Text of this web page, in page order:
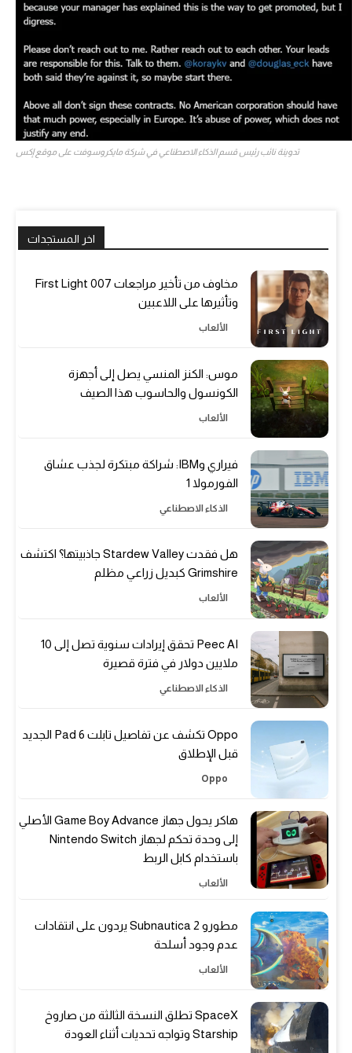
تدوينة نائب رئيس قسم الذكاء الاصطناعي في شركة مايكروسوفت على موقع إكس
اخر المستجدات
مخاوف من تأخير مراجعات 007 First Light
وتأثيرها على اللاعبين
الألعاب
موس: الكنز المنسي يصل إلى أجهزة
الكونسول والحاسوب هذا الصيف
الألعاب
فيراري وIBM: شراكة مبتكرة لجذب عشاق
الفورمولا 1
الذكاء الاصطناعي
هل فقدت Stardew Valley جاذبيتها؟ اكتشف
Grimshire كبديل زراعي مظلم
الألعاب
Peec AI تحقق إيرادات سنوية تصل إلى 10
ملايين دولار في فترة قصيرة
الذكاء الاصطناعي
Oppo تكشف عن تفاصيل تابلت Pad 6 الجديد
قبل الإطلاق
Oppo
هاكر يحول جهاز Game Boy Advance الأصلي
إلى وحدة تحكم لجهاز Nintendo Switch
باستخدام كابل الربط
الألعاب
مطورو Subnautica 2 يردون على انتقادات
عدم وجود أسلحة
الألعاب
SpaceX تطلق النسخة الثالثة من صاروخ
Starship وتواجه تحديات أثناء العودة